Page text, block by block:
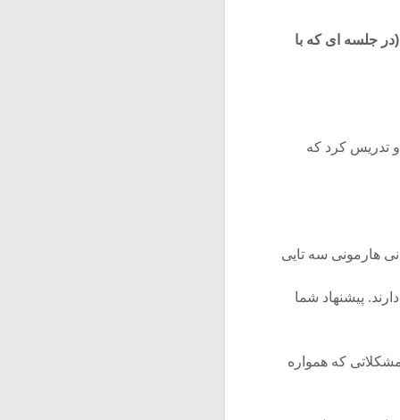
جلسه ای که با
و تدریس کرد که
هارمونی سه تایی
پیشنهاد شما
که همواره